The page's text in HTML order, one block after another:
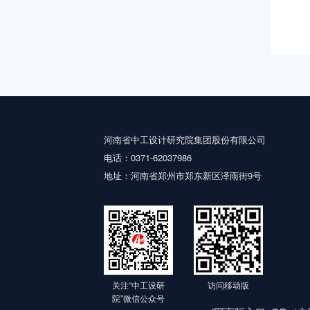
河南省中工设计研究院集团股份有限公司
电话：0371-62037986
地址：河南省郑州市郑东新区泽雨街9号
关注“中工设研
院”微信公众号
访问移动版